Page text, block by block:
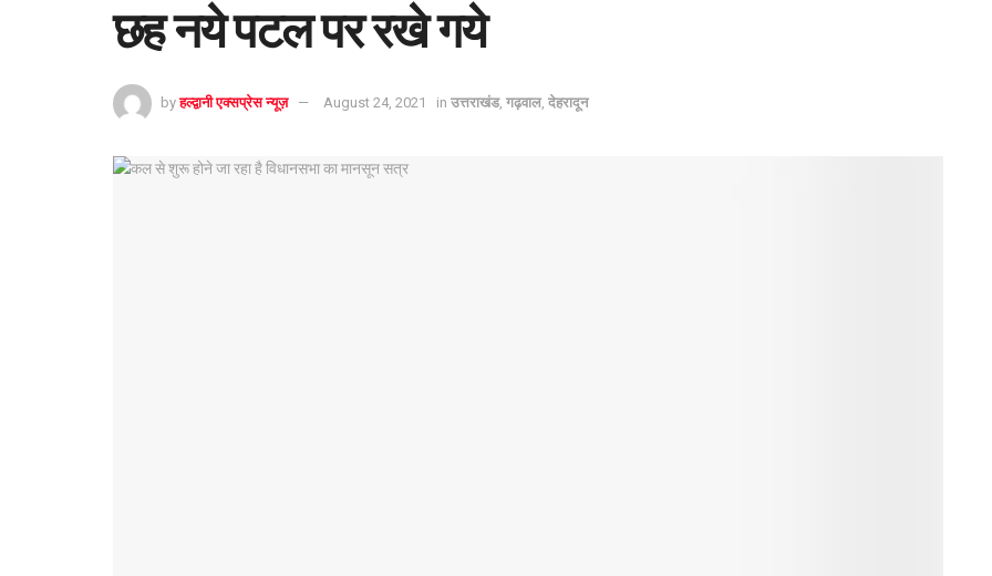
छह नये पटल पर रखे गये
by हल्द्वानी एक्सप्रेस न्यूज़ August 24, 2021 in उत्तराखंड, गढ़वाल, देहरादून